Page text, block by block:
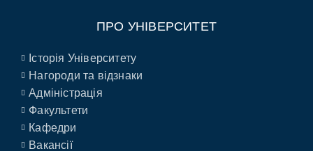
ПРО УНІВЕРСИТЕТ
Історія Університету
Нагороди та відзнаки
Адміністрація
Факультети
Кафедри
Вакансії